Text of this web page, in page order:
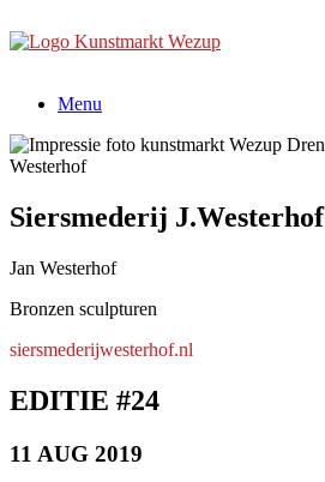
naar
Menu
Siersmederij J.Westerhof
Jan Westerhof
Bronzen sculpturen
siersmederijwesterhof.nl
EDITIE #24
11 AUG 2019